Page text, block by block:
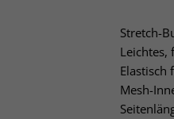
Stretch-
Leichtes,
Elastisch
Mesh-